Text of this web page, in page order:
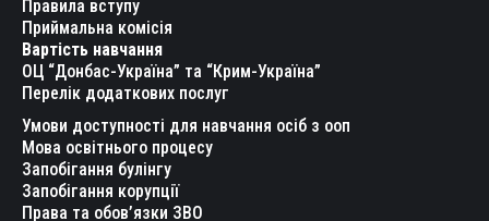
new
window
new
window
new
window
new
window
new
Правила вступу
Приймальна комісія
Вартість навчання
ОЦ “Донбас-Україна” та “Крим-Україна”
Перелік додаткових послуг
Умови доступності для навчання осіб з ооп
Мова освітнього процесу
Запобігання булінгу
Запобігання корупції
Права та обов’язки ЗВО